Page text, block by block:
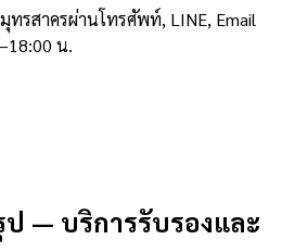
ทรสาครผ่านโทรศัพท์, LINE, Email
น.
ป — บริการรับรองและ